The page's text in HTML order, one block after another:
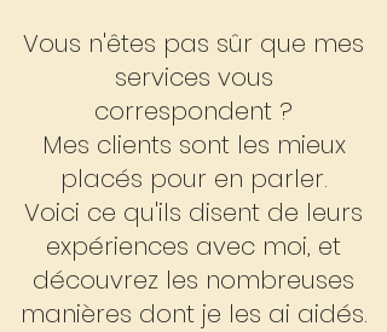
Vous n'êtes pas sûr que mes
services vous
correspondent ?
Mes clients sont les mieux
placés pour en parler.
Voici ce qu'ils disent de leurs
expériences avec moi, et
découvrez les nombreuses
manières dont je les ai aidés.